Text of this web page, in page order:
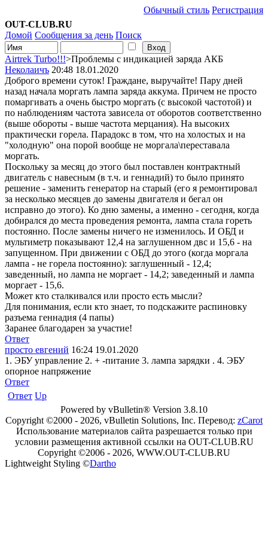
Обычный стиль Регистрация
OUT-CLUB.RU
Домой Сообщения за день Поиск
Airtrek Turbo!!!>Проблемы с индикацией заряда АКБ
Неколаичъ 20:48 18.01.2020
Доброго времени суток! Граждане, выручайте! Пару дней
назад начала моргать лампа заряда аккума. Причем не просто
помаргивать а очень быстро моргать (с высокой частотой) и
по наблюдениям частота зависела от оборотов соответственно
(выше обороты - выше частота мерцания). На высоких
практически горела. Парадокс в том, что на холостых и на
"холодную" она порой вообще не моргала\переставала
моргать.
Поскольку за месяц до этого был поставлен контрактный
двигатель с навесным (в т.ч. и геннадий) то было принято
решение - заменить генератор на старый (его я ремонтировал
за несколько месяцев до замены двигателя и бегал он
исправно до этого). Ко дню замены, а именно - сегодня, когда
добирался до места проведения ремонта, лампа стала гореть
постоянно. После замены ничего не изменилось. И ОБД и
мультиметр показывают 12,4 на заглушенном двс и 15,6 - на
запущенном. При движении с ОБД до этого (когда моргала
лампа - не горела постоянно): заглушенный - 12,4;
заведенный, но лампа не моргает - 14,2; заведенный и лампа
моргает - 15,6.
Может кто сталкивался или просто есть мысли?
Для понимания, если кто знает, то подскажите распиновку
разъема геннадия (4 папы)
Заранее благодарен за участие!
Ответ
просто евгений 16:24 19.01.2020
1. ЭБУ управление 2. + -питание 3. лампа зарядки . 4. ЭБУ
опорное напряжение
Ответ
Ответ Up
Powered by vBulletin® Version 3.8.10
Copyright ©2000 - 2026, vBulletin Solutions, Inc. Перевод: zCarot
Использование материалов сайта разрешается только при
условии размещения активной ссылки на OUT-CLUB.RU
Copyright ©2006 - 2026, WWW.OUT-CLUB.RU
Lightweight Styling ©Dartho